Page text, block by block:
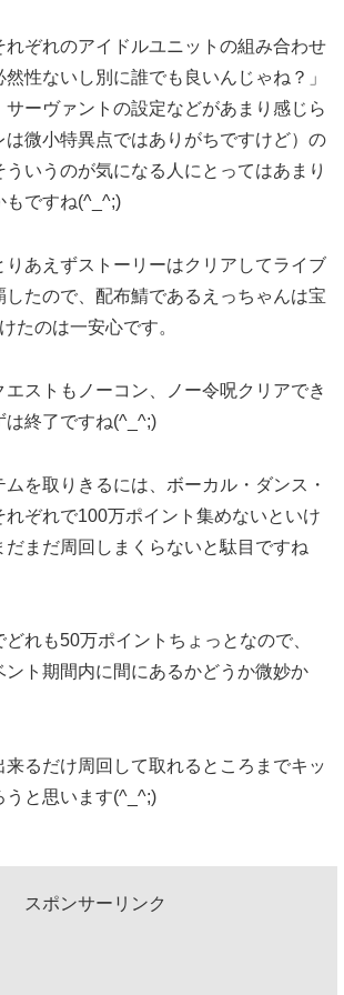
れぞれのアイドルユニットの組み合わせ
性ないし別に誰でも良いんじゃね？」
ーヴァントの設定などがあまり感じら
は微小特異点ではありがちですけど）の
ういうのが気になる人にとってはあまり
もですね(^_^;)
りあえずストーリーはクリアしてライブ
したので、配布鯖であるえっちゃんは宝
たのは一安心です。
エストもノーコン、ノー令呪クリアでき
は終了ですね(^_^;)
を取りきるには、ボーカル・ダンス・
れぞれで100万ポイント集めないといけ
だまだ周回しまくらないと駄目ですね
れも50万ポイントちょっとなので、
ント期間内に間にあるかどうか微妙か
来るだけ周回して取れるところまでキッ
うと思います(^_^;)
スポンサーリンク